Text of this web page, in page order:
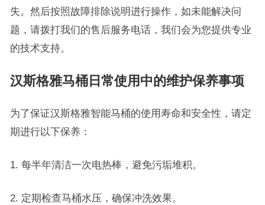
失。然后按照故障排除说明进行操作，如未能解决问
题，请拨打我们的售后服务电话，我们会为您提供专业
的技术支持。
汉斯格雅马桶日常使用中的维护保养事项
为了保证汉斯格雅智能马桶的使用寿命和安全性，请定
期进行以下保养：
1. 每半年清洁一次电热棒，避免污垢堆积。
2. 定期检查马桶水压，确保冲洗效果。